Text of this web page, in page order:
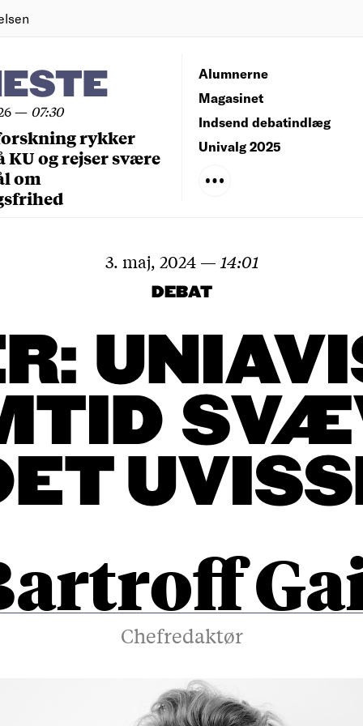
— 07:30
rykker
KU og rejser svære
om
Alumnerne
Magasinet
Indsend debatindlæg
Univalg 2025
3. maj, 2024 — 14:01
DEBAT
SV
Chefredaktør